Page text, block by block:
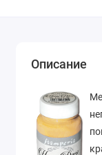
Описание